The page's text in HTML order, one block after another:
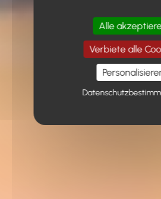
Alle
Verbiete alle